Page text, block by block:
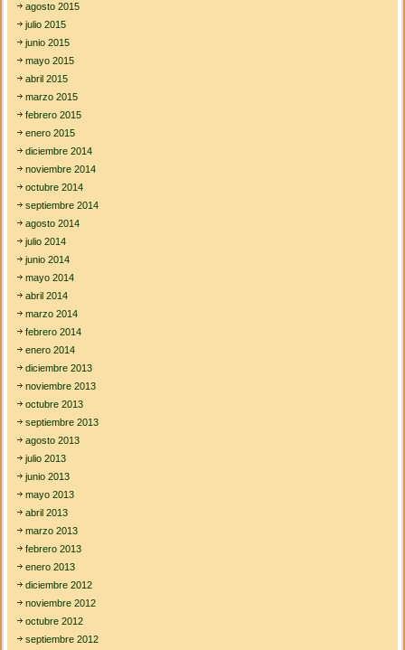
agosto 2015
julio 2015
junio 2015
mayo 2015
abril 2015
marzo 2015
febrero 2015
enero 2015
diciembre 2014
noviembre 2014
octubre 2014
septiembre 2014
agosto 2014
julio 2014
junio 2014
mayo 2014
abril 2014
marzo 2014
febrero 2014
enero 2014
diciembre 2013
noviembre 2013
octubre 2013
septiembre 2013
agosto 2013
julio 2013
junio 2013
mayo 2013
abril 2013
marzo 2013
febrero 2013
enero 2013
diciembre 2012
noviembre 2012
octubre 2012
septiembre 2012